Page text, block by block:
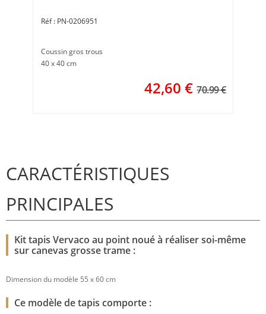
PN-0206951
Coussin gros trous
40 x 40 cm
42,60 € 70.99 €
CARACTÉRISTIQUES
PRINCIPALES
Kit tapis Vervaco au point noué à réaliser soi-même
sur canevas grosse trame :
Dimension du modèle 55 x 60 cm
Ce modèle de tapis comporte :